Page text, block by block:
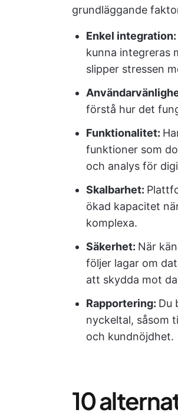
grundläggande
Enkel integration:
kunna integreras
slipper stressen
förstå hur det
Funktionalitet:
funktioner som
och analys för
Skalbarhet:
ökad kapacitet
komplexa.
Säkerhet: När
följer lagar om
att skydda mot
Rapportering: Du
nyckeltal, såsom
och kundnöjdhet.
10